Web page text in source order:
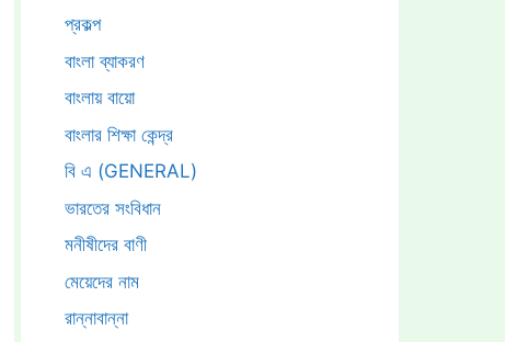
প্রকল্প
বাংলা ব্যাকরণ
বাংলায় বায়ো
বাংলার শিক্ষা কেন্দ্র
বি এ (GENERAL)
ভারতের সংবিধান
মনীষীদের বাণী
মেয়েদের নাম
রান্নাবান্না